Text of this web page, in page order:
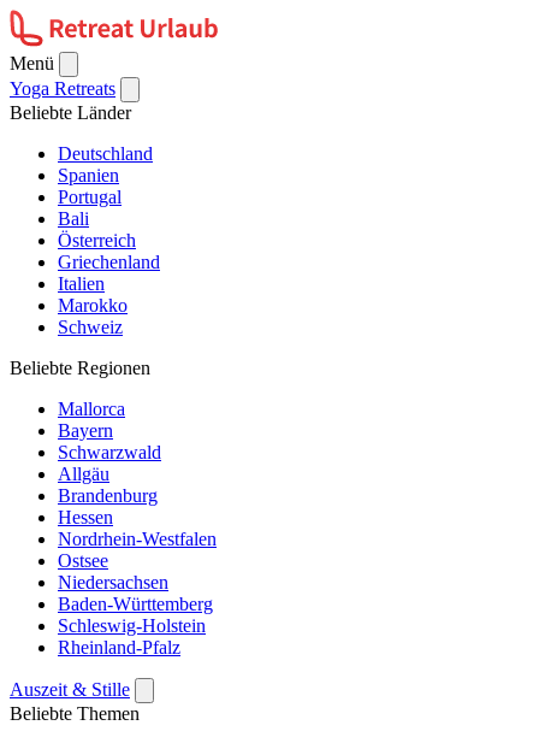
Menü
Yoga Retreats
Beliebte Länder
Deutschland
Spanien
Portugal
Bali
Österreich
Griechenland
Italien
Marokko
Schweiz
Beliebte Regionen
Mallorca
Bayern
Schwarzwald
Allgäu
Brandenburg
Hessen
Nordrhein-Westfalen
Ostsee
Niedersachsen
Baden-Württemberg
Schleswig-Holstein
Rheinland-Pfalz
Auszeit & Stille
Beliebte Themen